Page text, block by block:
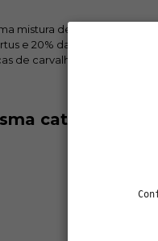
mistura de Pinot Noir e
e 20% das parcelas
de carvalho francês. O
categoria: